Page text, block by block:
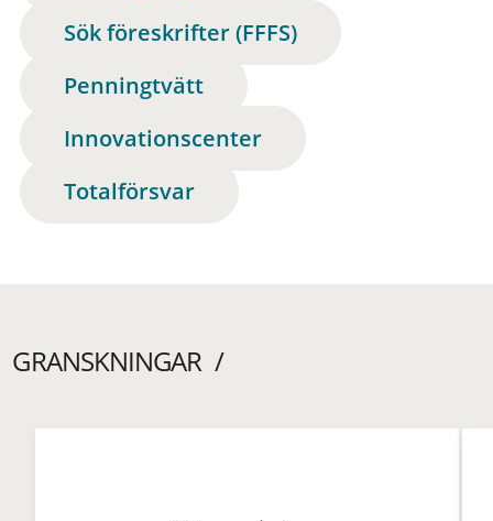
Sök föreskrifter (FFFS)
Penningtvätt
Innovationscenter
Totalförsvar
GRANSKNINGAR